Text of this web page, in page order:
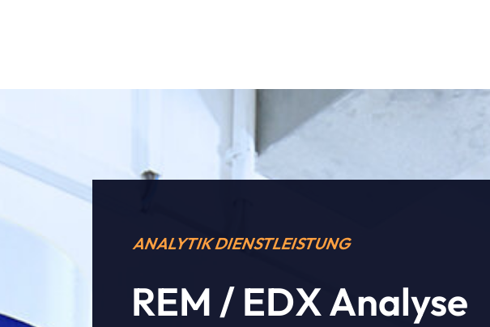
ANALYTIK DIENSTLEISTUNG
REM / EDX Analyse